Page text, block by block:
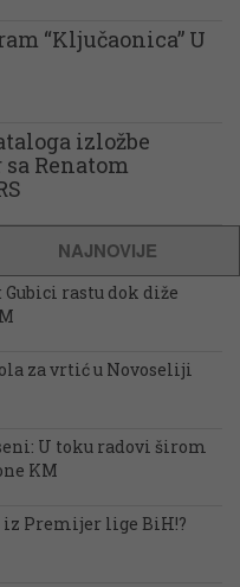
“Ključaonica” U
izložbe
Renatom
NAJNOVIJE
rastu dok diže
za vrtić u Novoseliji
U toku radovi širom
KM
iz Premijer lige BiH!?